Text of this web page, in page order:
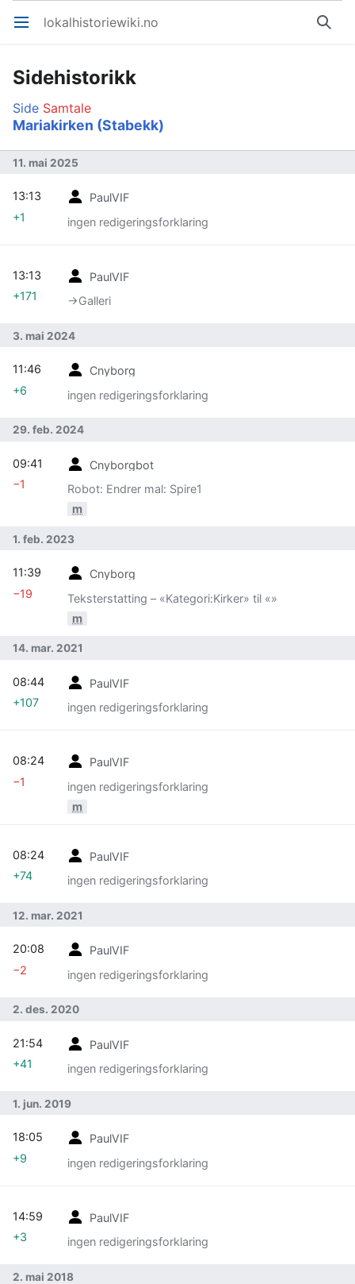
Åpne hovedmenyen lokalhistoriewiki.no Søk
Sidehistorikk
Side Samtale
Mariakirken (Stabekk)
11. mai 2025
PaulVIF
ingen redigeringsforklaring
13:13
+1
PaulVIF
→‎Galleri
13:13
+171
3. mai 2024
Cnyborg
ingen redigeringsforklaring
11:46
+6
29. feb. 2024
Cnyborgbot
Robot: Endrer mal: Spire1
m
09:41
−1
1. feb. 2023
Cnyborg
Teksterstatting – «Kategori:Kirker» til «»
m
11:39
−19
14. mar. 2021
PaulVIF
ingen redigeringsforklaring
08:44
+107
PaulVIF
ingen redigeringsforklaring
m
08:24
−1
PaulVIF
ingen redigeringsforklaring
08:24
+74
12. mar. 2021
PaulVIF
ingen redigeringsforklaring
20:08
−2
2. des. 2020
PaulVIF
ingen redigeringsforklaring
21:54
+41
1. jun. 2019
PaulVIF
ingen redigeringsforklaring
18:05
+9
PaulVIF
ingen redigeringsforklaring
14:59
+3
2. mai 2018